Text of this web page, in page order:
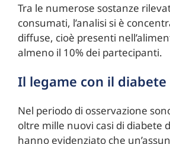
Tra le numerose sostanze
consumati, l’analisi si è
diffuse, cioè presenti
almeno il 10% dei partecipanti.
Il legame con il
Nel periodo di osservazione
oltre mille nuovi casi di diabete
hanno evidenziato che